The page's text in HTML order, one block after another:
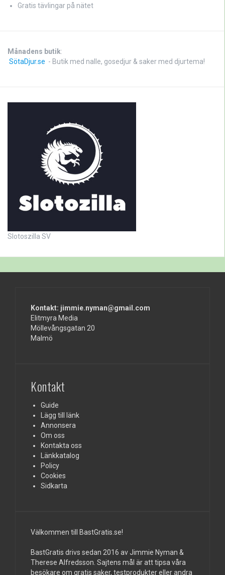
Gratis tävlingar på nätet
Månadens butik:
SötaDjur.se - Butik med nalle, gosedjur & saker med djurtema!
Slotoszilla SV
Kontakt: jimmie.nyman@gmail.com
Elitmyra Media
Möllevångsgatan 20
Malmö
Kontakt
Guide
Lägg till länk
Annonsera
Om oss
Kontakta oss
Länkkatalog
Policy
Cookies
Sidkarta
Välkommen till BastGratis.se!
BastGratis drivs sedan 2016 av Jimmie Nyman &
Therese Alfredsson. Sajtens mål är att tipsa våra
besökare om gratis saker, testprodukter eller andra